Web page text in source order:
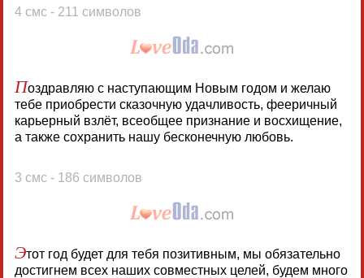
4 смс - 211 символов
Поздравляю с наступающим Новым годом и желаю
тебе приобрести сказочную удачливость, фееричный
карьерный взлёт, всеобщее признание и восхищение,
а также сохранить нашу бесконечную любовь.
3 смс - 186 символов
Этот год будет для тебя позитивным, мы обязательно
достигнем всех наших совместных целей, будем много